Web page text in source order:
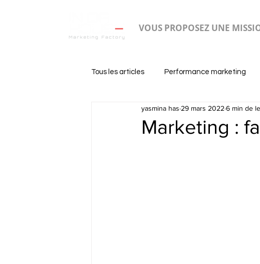
VOUS PROPOSEZ UNE
Tous les articles Performance marketing
Marketing :
yasmina has 29 mars 2022 6 min de